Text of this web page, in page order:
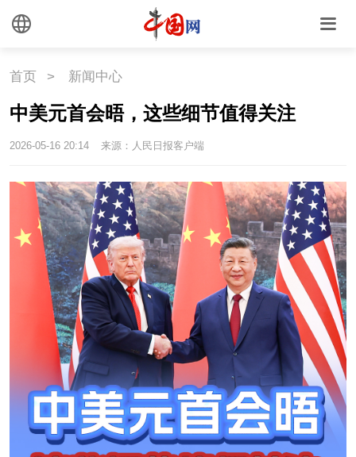
首页 > 新闻中心
中美元首会晤，这些细节值得关注
2026-05-16 20:14 来源：人民日报客户端